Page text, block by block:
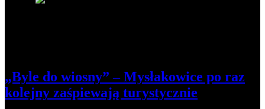
„Byle do wiosny” – Mysłakowice po raz
kolejny zaśpiewają turystycznie